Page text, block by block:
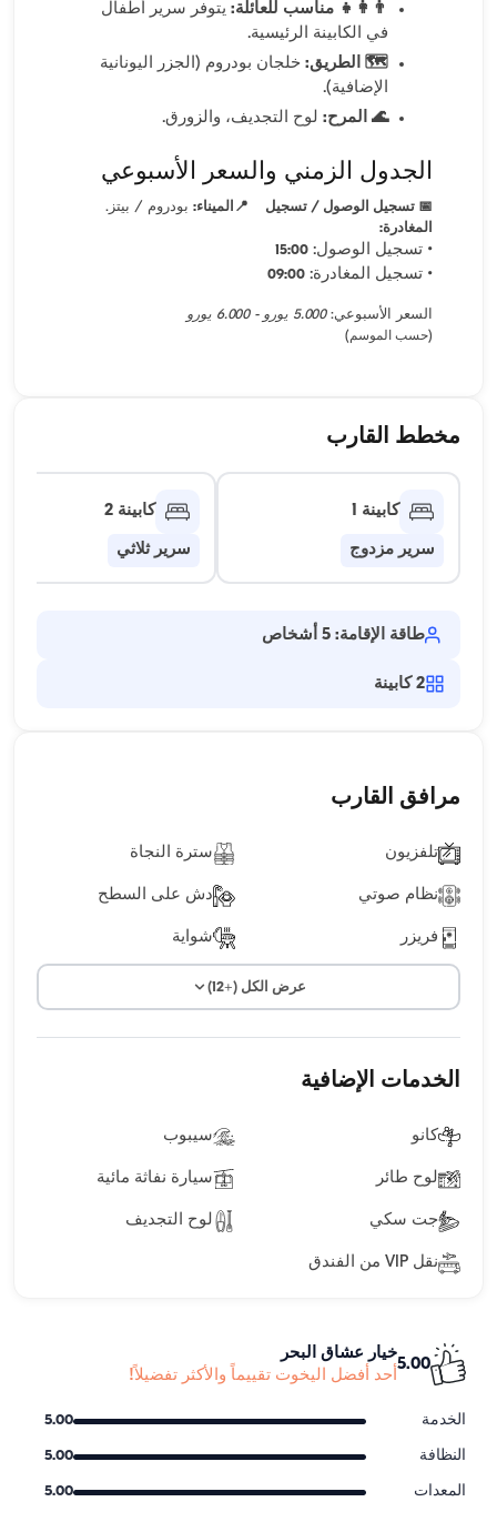
👨‍👩‍👧 مناسب للعائلة: يتوفر سرير أطفال
في الكابينة الرئيسية.
🗺️ الطريق: خلجان بودروم (الجزر اليونانية
الإضافية).
🌊 المرح: لوح التجديف، والزورق.
الجدول الزمني والسعر الأسبوعي
📅 تسجيل الوصول / تسجيل
المغادرة:
• تسجيل الوصول: 15:00
• تسجيل المغادرة: 09:00
📍الميناء: بودروم / بيتز.
السعر الأسبوعي:5.000 يورو - 6.000 يورو
(حسب الموسم)
مخطط القارب
كابينة 1
سرير مزدوج
كابينة 2
سرير ثلاثي
طاقة الإقامة: 5 أشخاص
2 كابينة
مرافق القارب
تلفزيون سترة النجاة
نظام صوتي دش على السطح
فريزر شواية
عرض الكل (+12)
الخدمات الإضافية
كانو سيبوب
لوح طائر سيارة نفاثة مائية
جت سكي لوح التجديف
نقل VIP من الفندق
5.00
خيار عشاق البحر
أحد أفضل اليخوت تقييماً والأكثر تفضيلاً!
الخدمة 5.00
النظافة 5.00
المعدات 5.00